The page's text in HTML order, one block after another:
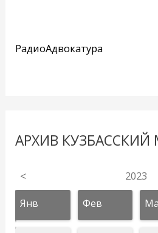
РадиоАдвокатура
АРХИВ КУЗБАССКИЙ
< 2023
Янв Фев